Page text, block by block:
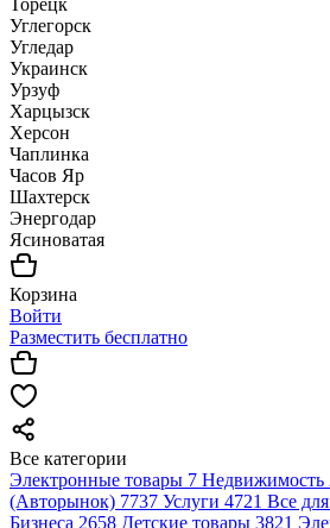
Торецк
Углегорск
Угледар
Украинск
Урзуф
Харцызск
Херсон
Чаплинка
Часов Яр
Шахтерск
Энергодар
Ясиноватая
Корзина
Войти
Разместить бесплатно
Все категории
Электронные товары 7 Недвижимость
(Авторынок) 7737 Услуги 4721 Все
Бизнеса 2658 Детские товары 3821